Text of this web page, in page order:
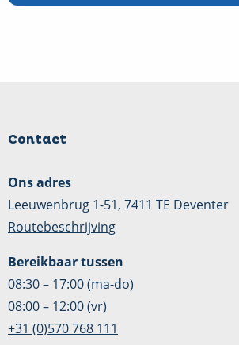
Contact
Ons adres
Leeuwenbrug 1-51, 7411 TE Deventer
Routebeschrijving
Bereikbaar tussen
08:30 – 17:00 (ma-do)
08:00 – 12:00 (vr)
+31 (0)570 768 111